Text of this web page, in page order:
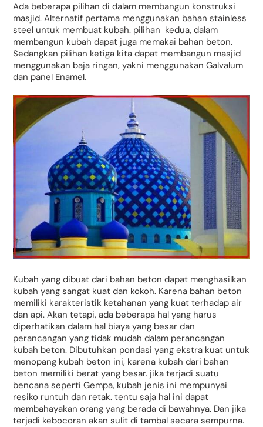
Ada beberapa pilihan di dalam membangun konstruksi
masjid. Alternatif pertama menggunakan bahan stainless
steel untuk membuat kubah. pilihan kedua, dalam
membangun kubah dapat juga memakai bahan beton.
Sedangkan pilihan ketiga kita dapat membangun masjid
menggunakan baja ringan, yakni menggunakan Galvalum
dan panel Enamel.
Kubah yang dibuat dari bahan beton dapat menghasilkan
kubah yang sangat kuat dan kokoh. Karena bahan beton
memiliki karakteristik ketahanan yang kuat terhadap air
dan api. Akan tetapi, ada beberapa hal yang harus
diperhatikan dalam hal biaya yang besar dan
perancangan yang tidak mudah dalam perancangan
kubah beton. Dibutuhkan pondasi yang ekstra kuat untuk
menopang kubah beton ini, karena kubah dari bahan
beton memiliki berat yang besar. jika terjadi suatu
bencana seperti Gempa, kubah jenis ini mempunyai
resiko runtuh dan retak. tentu saja hal ini dapat
membahayakan orang yang berada di bawahnya. Dan jika
terjadi kebocoran akan sulit di tambal secara sempurna.